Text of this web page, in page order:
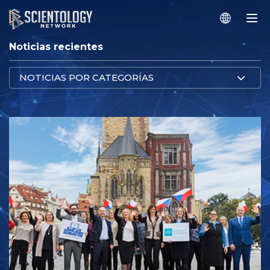
Noticias recientes
NOTICIAS POR CATEGORÍAS